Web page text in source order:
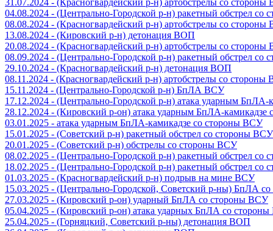
04.08.2024 - (Центрально-Городской р-н) ракетный обстрел со
08.08.2024 - (Красногвардейский р-н) артобстрелы со
13.08.2024 - (Кировский р-н) детонация ВОП
20.08.2024 - (Красногвардейский р-н) артобстрелы со
08.09.2024 - (Центрально-Городской р-н) ракетный обстрел со
29.10.2024 - (Красногвардейский р-н) детонация ВОП
08.11.2024 - (Красногвардейский р-н) артобстрелы со стороны
15.11.2024 - (Центрально-Городской р-н) БпЛА ВСУ
17.12.2024 - (Центрально-Городской р-н) атака ударным
28.12.2024 - (Кировский р-он) атака ударным БпЛА-
03.01.2025 - атака ударным БпЛА-камикадзе со стороны ВСУ
15.01.2025 - (Советский р-н) ракетный обстрел со стороны ВСУ
20.01.2025 - (Советский р-н) обстрелы со стороны ВСУ
08.02.2025 - (Центрально-Городской р-н) ракетный обстрел со
18.02.2025 - (Центрально-Городской р-н) ракетный обстрел со
01.03.2025 - (Красногвардейский р-н) подрыв на мине ВСУ
15.03.2025 - (Центрально-Городской, Советский р-ны) БпЛА
27.03.2025 - (Кировский р-он) ударный БпЛА со стороны ВСУ
05.04.2025 - (Кировский р-он) атака ударных БпЛА со
25.04.2025 - (Горняцкий, Советский р-ны) детонация ВОП